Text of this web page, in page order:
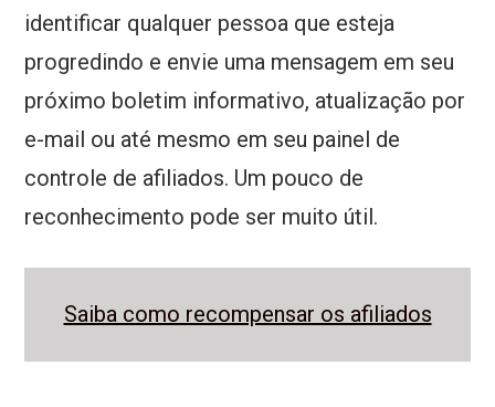
identificar qualquer pessoa que esteja
progredindo e envie uma mensagem em seu
próximo boletim informativo, atualização por
e-mail ou até mesmo em seu painel de
controle de afiliados. Um pouco de
reconhecimento pode ser muito útil.
Saiba como recompensar os afiliados